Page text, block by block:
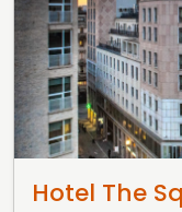
3 Giugno 2015
Hotel The